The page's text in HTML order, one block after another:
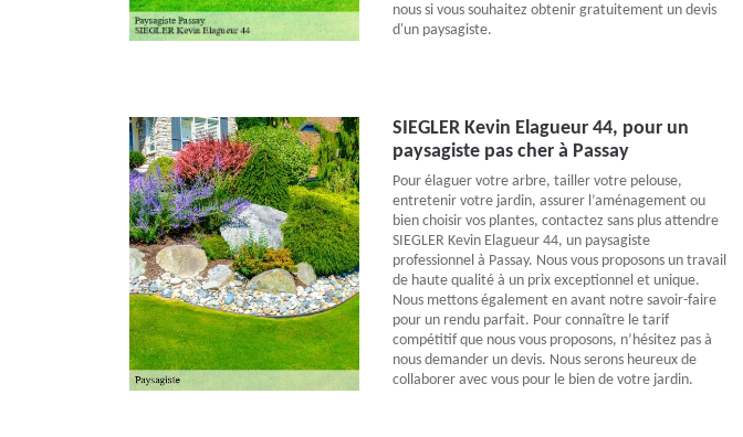
nous si vous souhaitez obtenir gratuitement un devis
d'un paysagiste.
SIEGLER Kevin Elagueur 44, pour un
paysagiste pas cher à Passay
Pour élaguer votre arbre, tailler votre pelouse,
entretenir votre jardin, assurer l’aménagement ou
bien choisir vos plantes, contactez sans plus attendre
SIEGLER Kevin Elagueur 44, un paysagiste
professionnel à Passay. Nous vous proposons un travail
de haute qualité à un prix exceptionnel et unique.
Nous mettons également en avant notre savoir-faire
pour un rendu parfait. Pour connaître le tarif
compétitif que nous vous proposons, n’hésitez pas à
nous demander un devis. Nous serons heureux de
collaborer avec vous pour le bien de votre jardin.